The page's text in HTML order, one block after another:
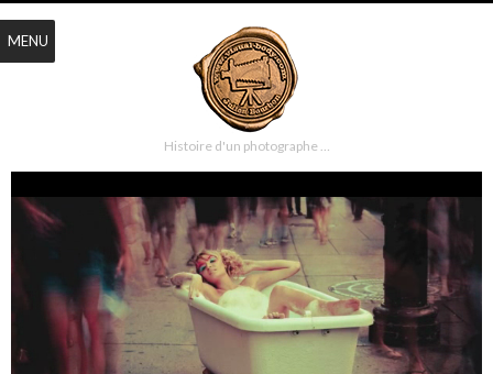
Histoire d'un photographe …
MENU